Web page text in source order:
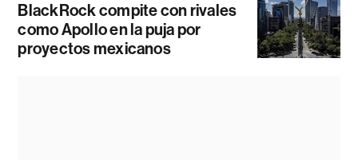
BlackRock compite con rivales
como Apollo en la puja por
proyectos mexicanos